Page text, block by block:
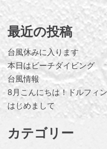
最近の投稿
台風休みに入ります
本日はビーチダイビング
台風情報
8月こんにちは！ドルフィ
はじめまして
カテゴリー